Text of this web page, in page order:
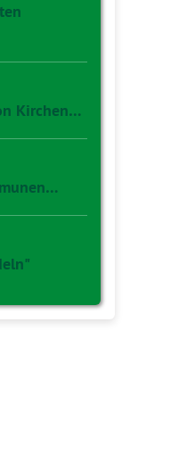
Kirchen…